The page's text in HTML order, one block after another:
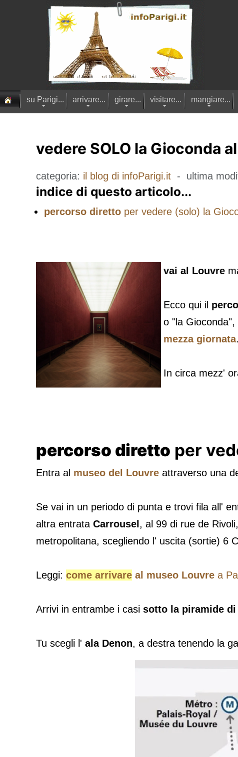
su Parigi... arrivare... girare... visitare... mangiare...
vedere SOLO la Gioconda
categoria: il blog di infoParigi.it - ultima
indice di questo articolo...
percorso diretto per vedere (solo) la
vai al Louvre
Ecco qui il
o "la
mezza giornata.
In circa mezz'
percorso diretto per
Entra al museo del Louvre attraverso una
Se vai in un periodo di punta e trovi fila all'
altra entrata Carrousel , al 99 di rue de
metropolitana, scegliendo l' uscita (sortie) 6
Leggi: come arrivare al museo Louvre a
Arrivi in entrambe i casi sotto la piramide
Tu scegli l' ala Denon, a destra tenendo la